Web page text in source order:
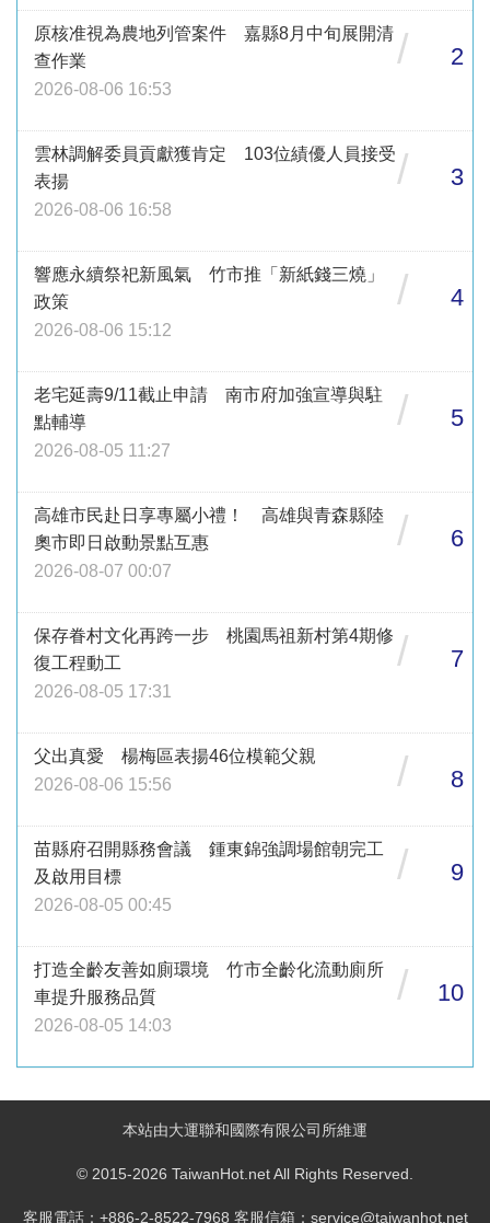
原核准視為農地列管案件 嘉縣8月中旬展開清
查作業
2026-08-06 16:53
/ 2
雲林調解委員貢獻獲肯定 103位績優人員接受
表揚
2026-08-06 16:58
/ 3
響應永續祭祀新風氣 竹市推「新紙錢三燒」
政策
2026-08-06 15:12
/ 4
老宅延壽9/11截止申請 南市府加強宣導與駐
點輔導
2026-08-05 11:27
/ 5
高雄市民赴日享專屬小禮！ 高雄與青森縣陸
奧市即日啟動景點互惠
2026-08-07 00:07
/ 6
保存眷村文化再跨一步 桃園馬祖新村第4期修
復工程動工
2026-08-05 17:31
/ 7
父出真愛 楊梅區表揚46位模範父親
2026-08-06 15:56
/ 8
苗縣府召開縣務會議 鍾東錦強調場館朝完工
及啟用目標
2026-08-05 00:45
/ 9
打造全齡友善如廁環境 竹市全齡化流動廁所
車提升服務品質
2026-08-05 14:03
/ 10
本站由大運聯和國際有限公司所維運
© 2015-2026 TaiwanHot.net All Rights Reserved.
客服電話：+886-2-8522-7968 客服信箱：service@taiwanhot.net